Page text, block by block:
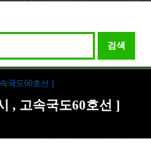
검색
국도60호선 ]
, 고속국도60호선 ]